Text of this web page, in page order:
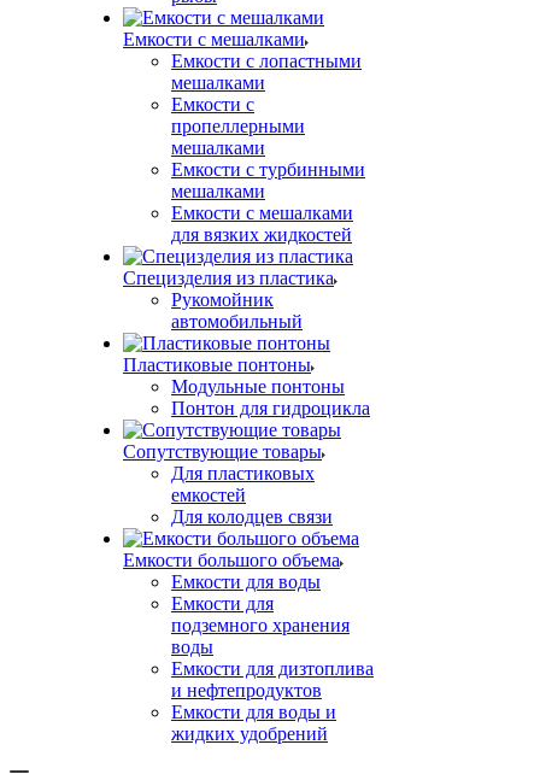
Емкости с мешалками
Емкости с лопастными
мешалками
Емкости с
пропеллерными
мешалками
Емкости с турбинными
мешалками
Емкости с мешалками
для вязких жидкостей
Специзделия из пластика
Рукомойник
автомобильный
Пластиковые понтоны
Модульные понтоны
Понтон для гидроцикла
Сопутствующие товары
Для пластиковых
емкостей
Для колодцев связи
Емкости большого объема
Емкости для воды
Емкости для
подземного хранения
воды
Емкости для дизтоплива
и нефтепродуктов
Емкости для воды и
жидких удобрений